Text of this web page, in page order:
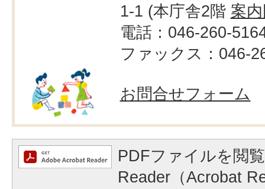
1-1 (本庁舎2階 案
電話：046-260-
ファックス：046-
お問合せフォーム
PDFファイルを閲
Reader（Acrobat